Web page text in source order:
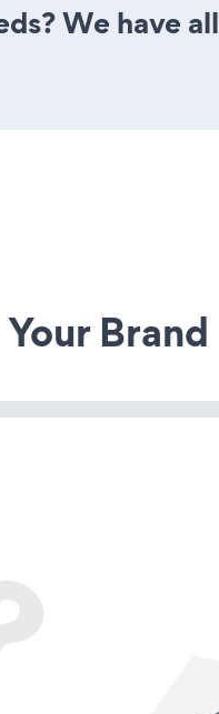
We have all
Brand